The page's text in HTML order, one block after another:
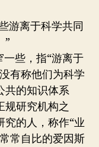
学
游离于科学共同
”
一些，指“游离于
有称他们为科学
共的知识体系
规研究机构之
究的人，称作“业
常自比的爱因斯